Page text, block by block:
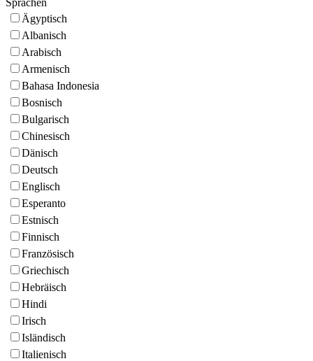
Ägyptisch
Albanisch
Arabisch
Armenisch
Bahasa Indonesia
Bosnisch
Bulgarisch
Chinesisch
Dänisch
Deutsch
Englisch
Esperanto
Estnisch
Finnisch
Französisch
Griechisch
Hebräisch
Hindi
Irisch
Isländisch
Italienisch